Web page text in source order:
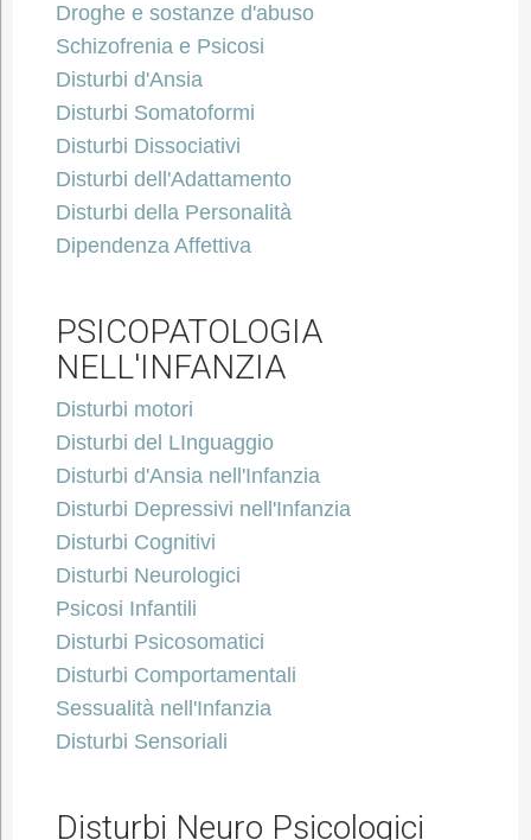
Droghe e sostanze d'abuso
Schizofrenia e Psicosi
Disturbi d'Ansia
Disturbi Somatoformi
Disturbi Dissociativi
Disturbi dell'Adattamento
Disturbi della Personalità
Dipendenza Affettiva
PSICOPATOLOGIA
NELL'INFANZIA
Disturbi motori
Disturbi del LInguaggio
Disturbi d'Ansia nell'Infanzia
Disturbi Depressivi nell'Infanzia
Disturbi Cognitivi
Disturbi Neurologici
Psicosi Infantili
Disturbi Psicosomatici
Disturbi Comportamentali
Sessualità nell'Infanzia
Disturbi Sensoriali
Disturbi Neuro Psicologici